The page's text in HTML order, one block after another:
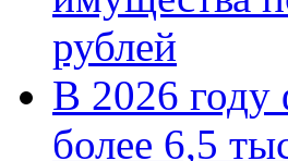
рублей
В 2026 году
более 6,5